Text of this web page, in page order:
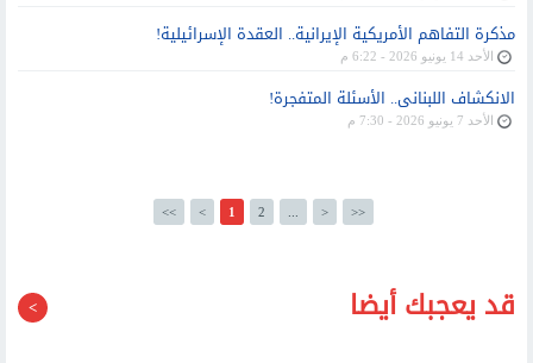
مذكرة التفاهم الأمريكية الإيرانية.. العقدة الإسرائيلية!
الأحد 14 يونيو 2026 - 6:22 م
الانكشاف اللبنانى.. الأسئلة المتفجرة!
الأحد 7 يونيو 2026 - 7:30 م
<< < 1 2 > >>
قد يعجبك أيضا